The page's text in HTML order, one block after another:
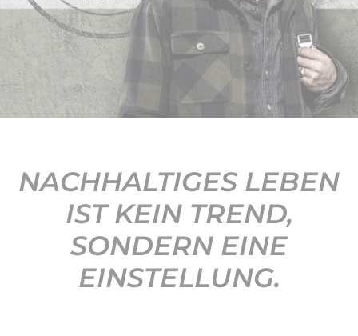
NACHHALTIGES LEBEN
IST KEIN TREND,
SONDERN EINE
EINSTELLUNG.